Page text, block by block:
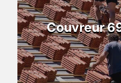
Couvreur